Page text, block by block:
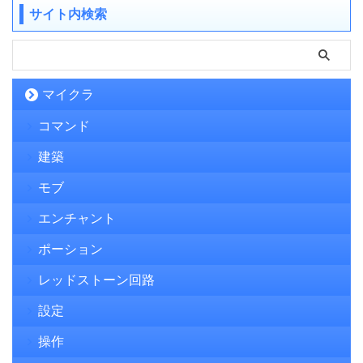
サイト内検索
マイクラ
コマンド
建築
モブ
エンチャント
ポーション
レッドストーン回路
設定
操作